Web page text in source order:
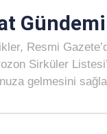
Resmi
Sirküler
gelmesini